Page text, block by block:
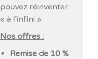
pouvez réinventer
« à l’infini ».
Nos offres :
Remise de 10 %